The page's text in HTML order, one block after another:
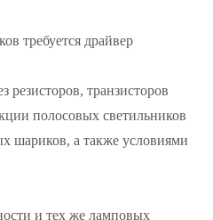
требуется драйвер
транзисторов
полосовых светильников
шариков, а также условиями
и тех же ламповых